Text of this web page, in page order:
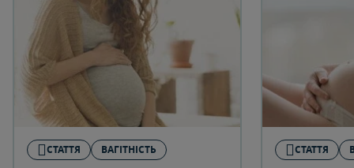
СТАТТЯ ВАГІТНІСТЬ СТАТТЯ